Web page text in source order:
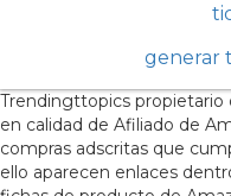
generar
Trendingttopics
en calidad de Afiliado de
compras adscritas que
ello aparecen enlaces